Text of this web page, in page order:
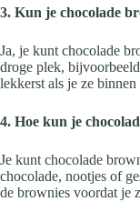
3. Kun je chocolade
Ja, je kunt chocolade
droge plek,
lekkerst als je ze binnen
4. Hoe kun je
Je kunt chocolade
chocolade, nootjes of
de brownies voordat je